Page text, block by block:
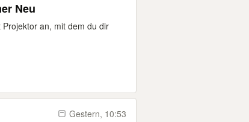
Neu
an, mit dem du dir
Gestern, 10:53